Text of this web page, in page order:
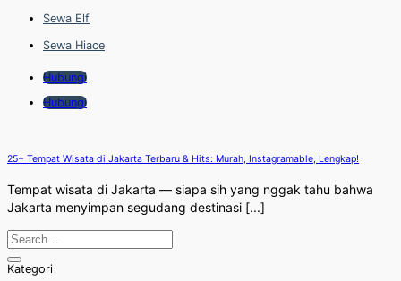
Sewa Elf
Sewa Hiace
Hubungi
Hubungi
25+ Tempat Wisata di Jakarta Terbaru & Hits: Murah, Instagramable, Lengkap!
Tempat wisata di Jakarta — siapa sih yang nggak tahu bahwa
Jakarta menyimpan segudang destinasi [...]
Kategori